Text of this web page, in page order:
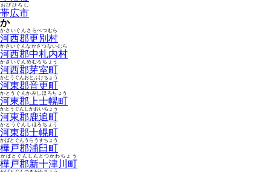
帯広市
おびひろし
か
河西郡更別村
かさいぐんさらべつむら
河西郡中札内村
かさいぐんなかさつないむら
河西郡芽室町
かさいぐんめむろちょう
河東郡音更町
かとうぐんおとふけちょう
河東郡上士幌町
かとうぐんかみしほろちょう
河東郡鹿追町
かとうぐんしかおいちょう
河東郡士幌町
かとうぐんしほろちょう
樺戸郡浦臼町
かばとぐんうらうすちょう
樺戸郡新十津川町
かばとぐんしんとつかわちょう